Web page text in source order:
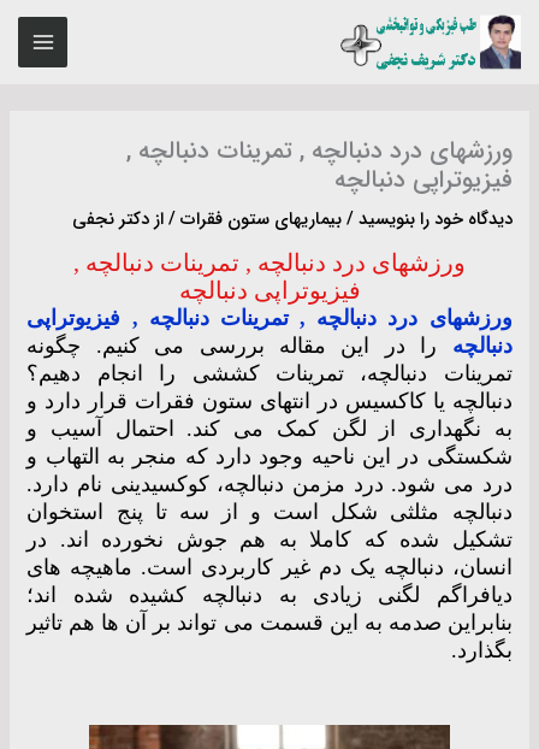
پرش
ورزشهای درد دنبالچه , تمرینات دنبالچه ,
فیزیوتراپی دنبالچه
دیدگاه‌ خود را بنویسید/بیماریهای ستون فقرات/ ازدکتر نجفی
ورزشهای درد دنبالچه , تمرینات دنبالچه ,
فیزیوتراپی دنبالچه
ورزشهای درد دنبالچه , تمرینات دنبالچه , فیزیوتراپی
دنبالچه را در این مقاله بررسی می کنیم. چگونه
تمرینات دنبالچه، تمرینات کششی را انجام دهیم؟
دنبالچه یا کاکسیس در انتهای ستون فقرات قرار دارد و
به نگهداری از لگن کمک می کند. احتمال آسیب و
شکستگی در این ناحیه وجود دارد که منجر به التهاب و
درد می شود. درد مزمن دنبالچه، کوکسیدینی نام دارد.
دنبالچه مثلثی شکل است و از سه تا پنج استخوان
تشکیل شده که کاملا به هم جوش نخورده اند. در
انسان، دنبالچه یک دم غیر کاربردی است. ماهیچه های
دیافراگم لگنی زیادی به دنبالچه کشیده شده اند؛
بنابراین صدمه به این قسمت می تواند بر آن ها هم تاثیر
بگذارد.